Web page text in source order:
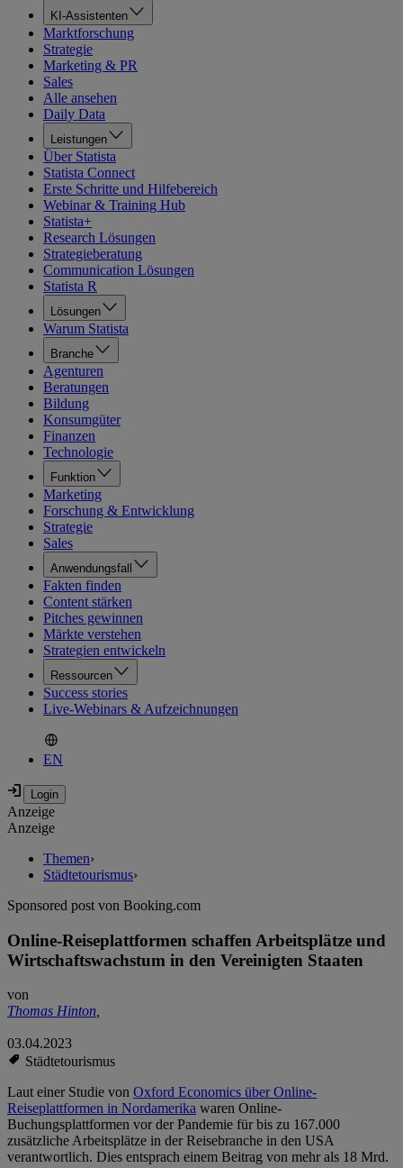
KI-Assistenten
Marktforschung
Strategie
Marketing & PR
Sales
Alle ansehen
Daily Data
Leistungen
Über Statista
Statista Connect
Erste Schritte und Hilfebereich
Webinar & Training Hub
Statista+
Research Lösungen
Strategieberatung
Communication Lösungen
Statista R
Lösungen
Warum Statista
Branche
Agenturen
Beratungen
Bildung
Konsumgüter
Finanzen
Technologie
Funktion
Marketing
Forschung & Entwicklung
Strategie
Sales
Anwendungsfall
Fakten finden
Content stärken
Pitches gewinnen
Märkte verstehen
Strategien entwickeln
Ressourcen
Success stories
Live-Webinars & Aufzeichnungen
EN
Anzeige
Anzeige
Themen›
Städtetourismus›
Sponsored post von Booking.com
Online-Reiseplattformen schaffen Arbeitsplätze und
Wirtschaftswachstum in den Vereinigten Staaten
von
Thomas Hinton,
03.04.2023
Städtetourismus
Laut einer Studie von Oxford Economics über Online-
Reiseplattformen in Nordamerika waren Online-
Buchungsplattformen vor der Pandemie für bis zu 167.000
zusätzliche Arbeitsplätze in der Reisebranche in den USA
verantwortlich. Dies entsprach einem Beitrag von mehr als 18 Mrd.